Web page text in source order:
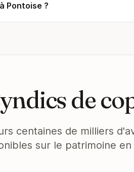
Pontoise ?
de
centaines de milliers
sur le patrimoine